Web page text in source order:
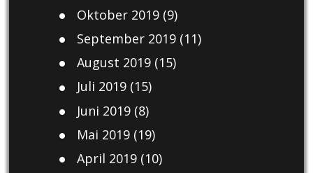
Oktober 2019(9)
September 2019(11)
August 2019(15)
Juli 2019(15)
Juni 2019(8)
Mai 2019(19)
April 2019(10)